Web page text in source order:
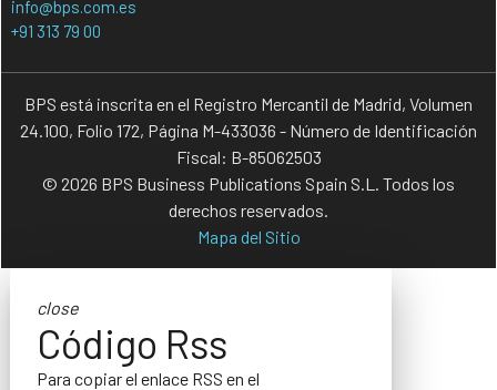
info@bps.com.es
+91 313 79 00
BPS está inscrita en el Registro Mercantil de Madrid, Volumen
24.100, Folio 172, Página M-433036 - Número de Identificación
Fiscal: B-85062503
© 2026 BPS Business Publications Spain S.L. Todos los
derechos reservados.
Mapa del Sitio
close
Código Rss
Para copiar el enlace RSS en el